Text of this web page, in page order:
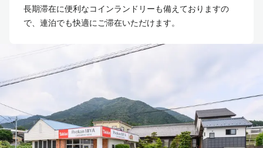
長期滞在に便利なコインランドリーも備えておりますの
で、連泊でも快適にご滞在いただけます。